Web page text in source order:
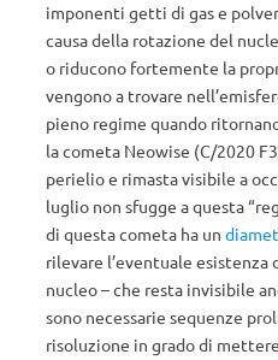
imponenti getti di gas e
causa della rotazione del
o riducono fortemente la
vengono a trovare
pieno regime quando
la cometa Neowise (C/2020
perielio e rimasta visibile a
luglio non sfugge a questa
di questa cometa ha un
rilevare l’eventuale
nucleo – che resta invisibile
sono necessarie sequenze
risoluzione in grado di